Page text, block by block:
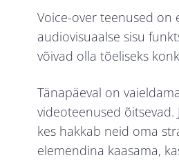
Voice-over teenused on
audiovisuaalse sisu
võivad olla tõeliseks
Tänapäeval on
videoteenused õitsevad.
kes hakkab neid oma
elemendina kaasama,